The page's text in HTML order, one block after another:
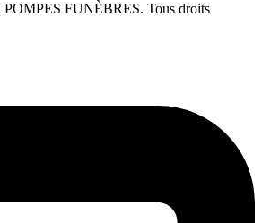
FUNÈBRES. Tous droits